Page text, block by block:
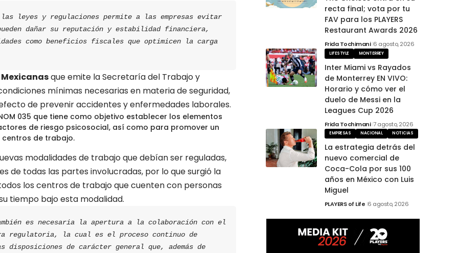
leyes y regulaciones permite a las empresas evitar
dañar su reputación y estabilidad financiera,
como beneficios fiscales que optimicen la carga
que emite la Secretaría del Trabajo y
mínimas necesarias en materia de seguridad,
de prevenir accidentes y enfermedades laborales.
035 que tiene como objetivo establecer los elementos
de riesgo psicosocial, así como para promover un
de trabajo.
modalidades de trabajo que debían ser reguladas,
de todas las partes involucradas, por lo que surgió la
los centros de trabajo que cuenten con personas
tiempo bajo esta modalidad.
es necesaria la apertura a la colaboración con el
regulatoria, la cual es el proceso continuo de
de carácter general que, además de
recta final; vota por tu
FAV para los PLAYERS
Restaurant Awards 2026
Frida Tochimani 6 agosto, 2026
LIFESTYLE MONTERREY
Inter Miami vs Rayados
de Monterrey EN VIVO:
Horario y cómo ver el
duelo de Messi en la
Leagues Cup 2026
Frida Tochimani 7 agosto, 2026
EMPRESAS NACIONAL NOTICIAS
La estrategia detrás del
nuevo comercial de
Coca-Cola por sus 100
años en México con Luis
Miguel
PLAYERS of Life 6 agosto, 2026